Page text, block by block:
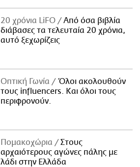
20 χρόνια LiFO
Από όσα βιβλία
διάβασες τα τελευταία 20 χρόνια,
αυτό ξεχωρίζεις
Οπτική Γωνία
Όλοι ακολουθούν
τους influencers. Και όλοι τους
περιφρονούν.
Πομακοχώρια
Στους
αρχαιότερους αγώνες πάλης με
λάδι στην Ελλάδα